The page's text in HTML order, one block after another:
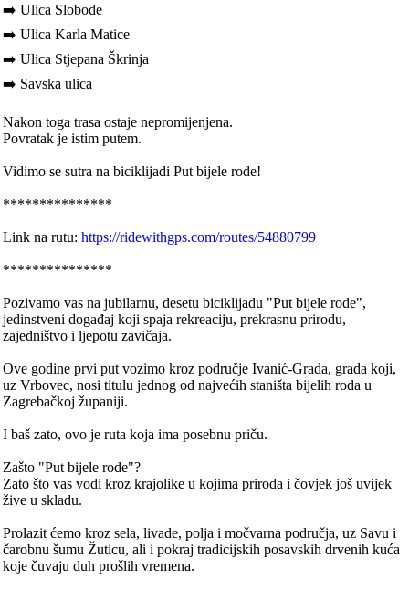
➡️ Ulica Slobode
➡️ Ulica Karla Matice
➡️ Ulica Stjepana Škrinja
➡️ Savska ulica
Nakon toga trasa ostaje nepromijenjena.
Povratak je istim putem.
Vidimo se sutra na biciklijadi Put bijele rode!
***************
Link na rutu:https://ridewithgps.com/routes/54880799
***************
Pozivamo vas na jubilarnu, desetu biciklijadu "Put bijele rode",
jedinstveni događaj koji spaja rekreaciju, prekrasnu prirodu,
zajedništvo i ljepotu zavičaja.
Ove godine prvi put vozimo kroz područje Ivanić-Grada, grada koji,
uz Vrbovec, nosi titulu jednog od najvećih staništa bijelih roda u
Zagrebačkoj županiji.
I baš zato, ovo je ruta koja ima posebnu priču.
Zašto "Put bijele rode"?
Zato što vas vodi kroz krajolike u kojima priroda i čovjek još uvijek
žive u skladu.
Prolazit ćemo kroz sela, livade, polja i močvarna područja, uz Savu i
čarobnu šumu Žuticu, ali i pokraj tradicijskih posavskih drvenih kuća
koje čuvaju duh prošlih vremena.